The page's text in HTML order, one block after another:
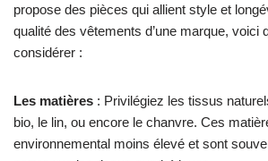
propose des pièces qui allient style et
qualité des vêtements d’une marque, voici
considérer :
Les matières : Privilégiez les tissus
bio, le lin, ou encore le chanvre. Ces
environnemental moins élevé et sont